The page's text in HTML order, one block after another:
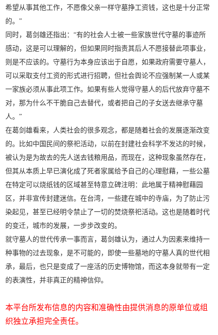
希望从事其他工作，不愿像父亲一样守墓挣工资钱，这也是十分正常
的。”
同时，葛剑雄还指出：“有的社会人士被一些家族世代守墓的事迹所
感动，这是可以理解的，但如果同时指责其后人不愿接替此项事业，
则是不应该的。守墓行为本身应该出于自愿，如果政府需要守墓人，
可以采取支付工资的形式进行招聘，但社会舆论不应强制某一人或某
一家族必须从事此项工作。如果有些人觉得守墓人的后代放弃守墓不
对，那为什么不干脆自己去替代，或者把自己的子女送去继承守墓
人。”
在葛剑雄看来，人类社会的很多观念，都是随着社会的发展逐渐改变
的。比如中国民间的祭祀活动，以前在封建社会科学不发达的时候，
被认为是为故去的先人送去钱粮用品，而现在，这种现象虽然存在，
但其从本质上早已演化成了死者家属给予自己的心理慰藉，一些公墓
在特定可以烧纸钱的区域甚至特意立碑注明：此地属于精神慰藉园
区，并非宣传封建迷信。在台湾，一些建在城中的寺庙，为了防止污
染起见，甚至已经明令禁止了一切的焚烧祭祀活动。这也是随着时代
的变迁，城市的发展，一步步改变的。
就守墓人的世代传承一事而言，葛剑雄认为，通过人为因素来维持一
种事物的过去现象，是不可能的，即使一些墓地的守墓人真的世代相
承，最后，也只是变成了一座活的历史博物馆，而这本身就带有一定
的表演性，并非真正的精神信仰。
本平台所发布信息的内容和准确性由提供消息的原单位或组
织独立承担完全责任。